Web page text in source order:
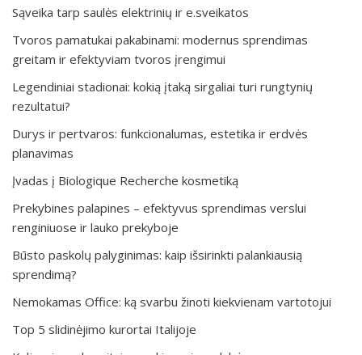
Sąveika tarp saulės elektrinių ir e.sveikatos
Tvoros pamatukai pakabinami: modernus sprendimas
greitam ir efektyviam tvoros įrengimui
Legendiniai stadionai: kokią įtaką sirgaliai turi rungtynių
rezultatui?
Durys ir pertvaros: funkcionalumas, estetika ir erdvės
planavimas
Įvadas į Biologique Recherche kosmetiką
Prekybines palapines – efektyvus sprendimas verslui
renginiuose ir lauko prekyboje
Būsto paskolų palyginimas: kaip išsirinkti palankiausią
sprendimą?
Nemokamas Office: ką svarbu žinoti kiekvienam vartotojui
Top 5 slidinėjimo kurortai Italijoje